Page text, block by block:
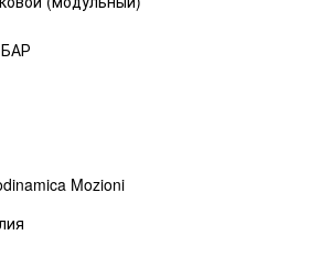
Mozioni